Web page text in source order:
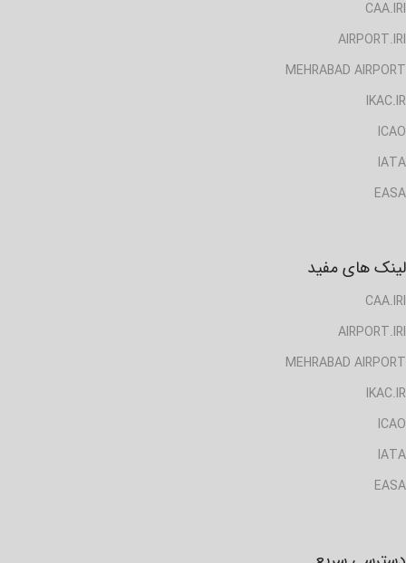
CAA.IRI
AIRPORT.IRI
MEHRABAD AIRPORT
IKAC.IR
ICAO
IATA
EASA
لینک های مفید
CAA.IRI
AIRPORT.IRI
MEHRABAD AIRPORT
IKAC.IR
ICAO
IATA
EASA